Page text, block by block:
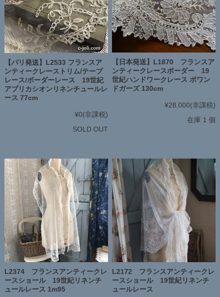
【パリ発送】L2533 フランスア
ンティークレーストリム/テープ
レース/ボーダーレース 19世紀
アプリカシオンリネンチュールレ
ース 77cm
¥0(非課税)
SOLD OUT
【日本発送】L1870 フランスア
ンティークレースボーダー 19
世紀ハンドワークレース ポワン
ドガーズ 130cm
¥28,000(非課税)
在庫 1 個
L2374 フランスアンティークレ
ースショール 19世紀リネンチ
ュールレース 1m95
L2172 フランスアンティークレ
ースショール 19世紀リネンチ
ュールレース